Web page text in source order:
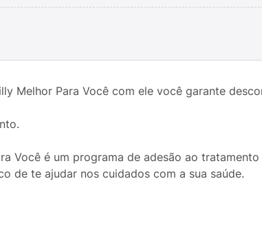
Melhor Para Você com ele você garante
Você é um programa de adesão ao
de te ajudar nos cuidados com a sua saúde.